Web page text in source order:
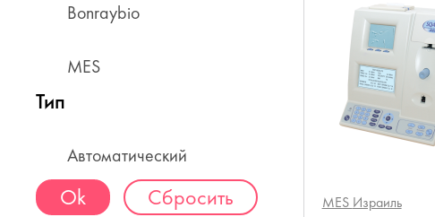
Bonraybio
MES
Тип
Автоматический
Сбросить MES Израиль